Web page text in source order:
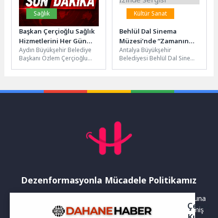
Sağlık
Başkan Çerçioğlu Sağlık
Hizmetlerini Her Gün
Yüzlerce Vatandaşla
Buluşturuyor
Aydın Büyükşehir Belediye
Başkanı Özlem Çerçioğlu
ücretsiz...
Kültür Sanat
Behlül Dal Sinema
Müzesi’nde “Zamanın
İzinde Sergisi”
Antalya Büyükşehir
Belediyesi Behlül Dal Sinema
Akdeniz...
Dezenformasyonla Mücadele Politikamız
Yayınlanan haberler doğruluk ilkesi gözetilerek hazırlanır. Buna
rağmen bazı içeriklerde eksik, hatalı veya güncelliğini yitirmiş
Çerez